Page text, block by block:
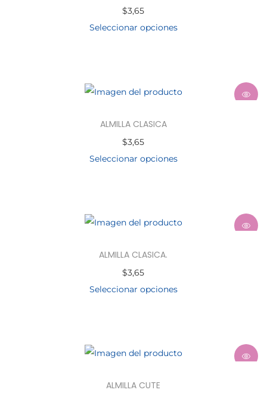
$3,65
Seleccionar opciones
ALMILLA CLASICA
$3,65
Seleccionar opciones
ALMILLA CLASICA.
$3,65
Seleccionar opciones
ALMILLA CUTE